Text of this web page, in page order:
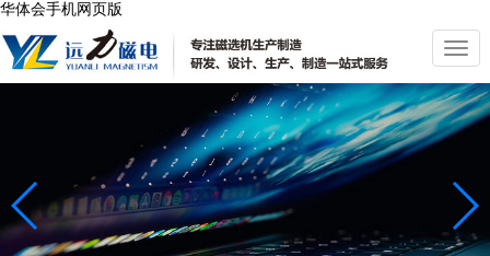
华体会手机网页版
切
换
导
航